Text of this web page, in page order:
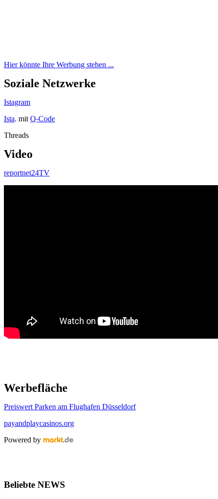
Hier könnte Ihre Werbung stehen ...
Soziale Netzwerke
Istagram
Ista. mit Q-Code
Threads
Video
reportnet24TV
Werbefläche
Preiswert Parken am Flughafen Düsseldorf
payandplaycasinos.org
Powered by
Beliebte NEWS